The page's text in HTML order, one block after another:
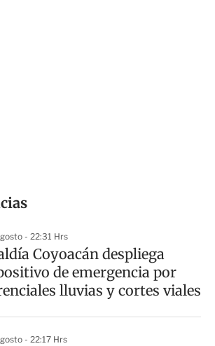
- 22:31 Hrs
Coyoacán despliega
de emergencia por
lluvias y cortes viales
- 22:17 Hrs